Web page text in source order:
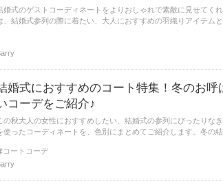
婚式のゲストコーディネートをよりおしゃれで素敵に見せてく
、結婚式参列の際に着たい、大人におすすめの羽織りアイテムと
婚式におすすめのコート特集！冬のお呼
コーデをご紹介♪
の秋大人の女性におすすめしたい、結婚式の参列にぴったりな
使ったコーディネートを、色別にまとめてご紹介します。冬の結
コートコーデ